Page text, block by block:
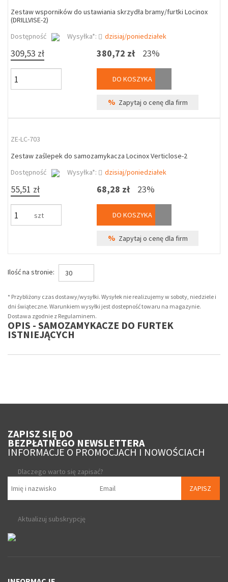
Zestaw wsporników do ustawiania skrzydła bramy/furtki Locinox
(DRILLVISE-2)
Dostępność
Wysyłka*: dzisiaj/poniedziałek
309,53 zł 380,72 zł 23%
DO KOSZYKA
% Zapytaj o cenę dla firm
ZE-LC-703
Zestaw zaślepek do samozamykacza Locinox Verticlose-2
Dostępność
Wysyłka*: dzisiaj/poniedziałek
55,51 zł
szt
68,28 zł 23%
DO KOSZYKA
% Zapytaj o cenę dla firm
Ilość na stronie: 30
* Przybliżony czas dostawy/wysyłki. Wysyłek nie realizujemy w soboty, niedziele i
dni świąteczne. Warunkiem wysyłki jest dostepność towaru na magazynie.
Dostawa zgodnie z Regulaminem.
OPIS - SAMOZAMYKACZE DO FURTEK
ISTNIEJĄCYCH
ZAPISZ SIĘ DO
BEZPŁATNEGO NEWSLETTERA
INFORMACJE O PROMOCJACH I NOWOŚCIACH
Dlaczego warto się zapisać?
ZAPISZ
Aktualizuj subskrypcję